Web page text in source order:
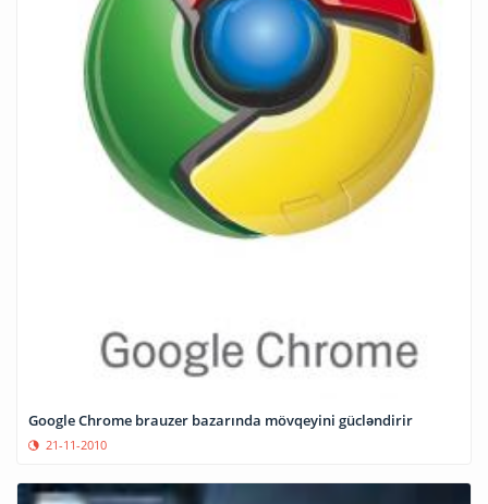
Google Chrome brauzer bazarında mövqeyini gücləndirir
21-11-2010